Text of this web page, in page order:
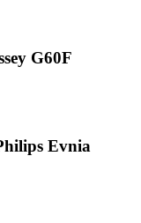
G60F
Evnia